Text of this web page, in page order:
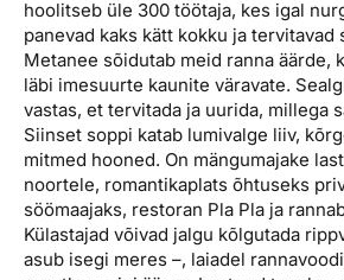
hoolitseb üle 300 töötaja, kes igal
panevad kaks kätt kokku ja tervitavad
Metanee sõidutab meid ranna äärde,
läbi imesuurte kaunite väravate.
vastas, et tervitada ja uurida, millega
Siinset soppi katab lumivalge liiv,
mitmed hooned. On mängumajake
noortele, romantikaplats õhtuseks
söömaajaks, restoran Pla Pla ja
Külastajad võivad jalgu kõlgutada
asub isegi meres –, laiadel